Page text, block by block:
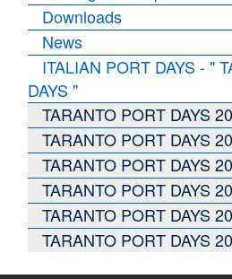
Downloads
News
ITALIAN PORT DAYS - "
DAYS "
TARANTO PORT DAYS
TARANTO PORT DAYS
TARANTO PORT DAYS
TARANTO PORT DAYS
TARANTO PORT DAYS
TARANTO PORT DAYS